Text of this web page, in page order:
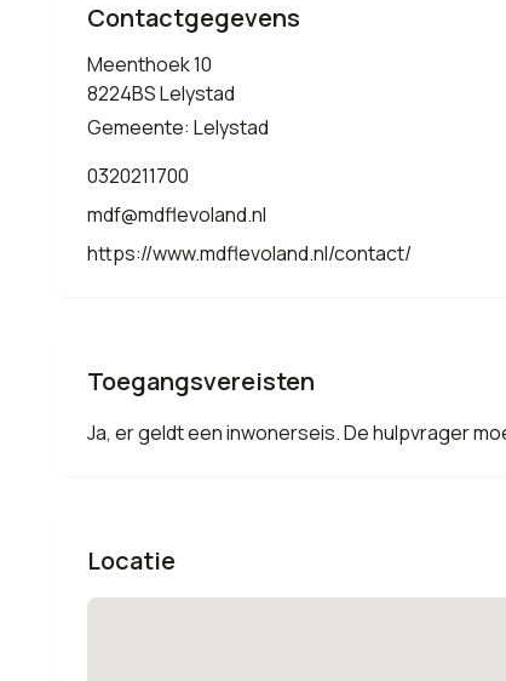
Contactgegevens
Meenthoek 10
8224BS Lelystad
Gemeente: Lelystad
0320211700
mdf@mdflevoland.nl
https://www.mdflevoland.nl/contact/
Toegangsvereisten
Ja, er geldt een inwonerseis. De hulpvrager
Locatie